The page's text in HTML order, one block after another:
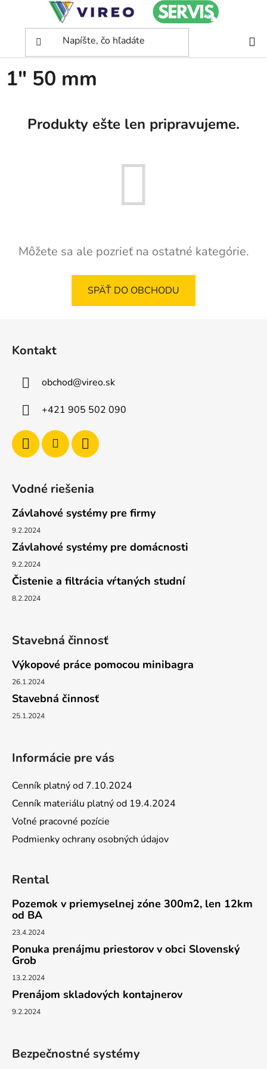
Domov
1" 50 mm
1" 50 mm
Produkty ešte len pripravujeme.
Môžete sa ale pozrieť na ostatné kategórie.
SPÄŤ DO OBCHODU
Kontakt
obchod@vireo.sk
+421 905 502 090
Vodné riešenia
Závlahové systémy pre firmy
9.2.2024
Závlahové systémy pre domácnosti
9.2.2024
Čistenie a filtrácia vŕtaných studní
8.2.2024
Stavebná činnosť
Výkopové práce pomocou minibagra
26.1.2024
Stavebná činnosť
25.1.2024
Informácie pre vás
Cenník platný od 7.10.2024
Cenník materiálu platný od 19.4.2024
Voľné pracovné pozície
Podmienky ochrany osobných údajov
Rental
Pozemok v priemyselnej zóne 300m2, len 12km
od BA
23.4.2024
Ponuka prenájmu priestorov v obci Slovenský
Grob
13.2.2024
Prenájom skladových kontajnerov
9.2.2024
Bezpečnostné systémy